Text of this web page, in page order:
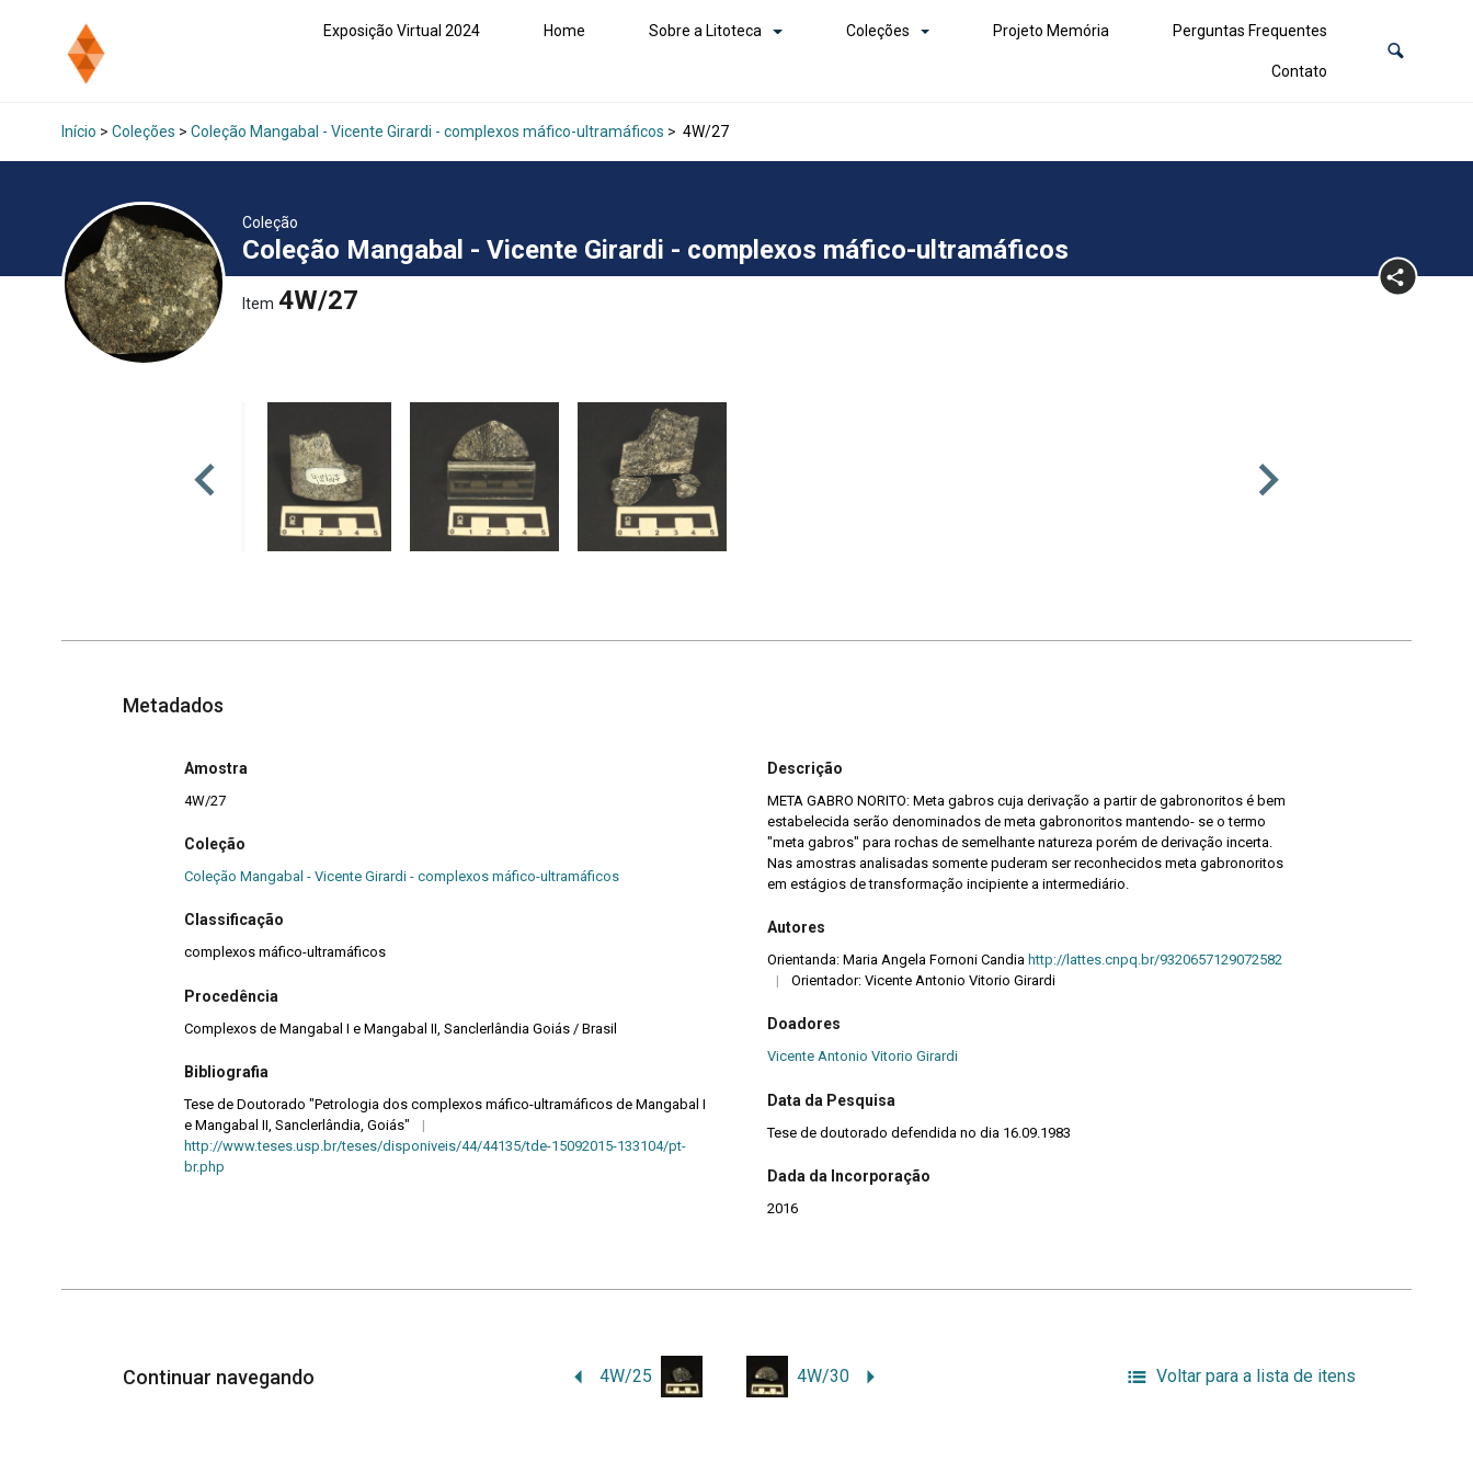
Exposição Virtual 2024 Home Sobre a Litoteca Coleções Projeto Memória Perguntas Frequentes
Contato
Início > Coleções > Coleção Mangabal - Vicente Girardi - complexos máfico-ultramáficos > 4W/27
Coleção
Coleção Mangabal - Vicente Girardi - complexos máfico-ultramáficos
Item 4W/27
Metadados
Amostra
4W/27
Coleção
Coleção Mangabal - Vicente Girardi - complexos máfico-ultramáficos
Classificação
complexos máfico-ultramáficos
Procedência
Complexos de Mangabal I e Mangabal II, Sanclerlândia Goiás / Brasil
Bibliografia
Tese de Doutorado "Petrologia dos complexos máfico-ultramáficos de Mangabal I
e Mangabal II, Sanclerlândia, Goiás"
|
http://www.teses.usp.br/teses/disponiveis/44/44135/tde-15092015-133104/pt-
br.php
Descrição
META GABRO NORITO: Meta gabros cuja derivação a partir de gabronoritos é bem
estabelecida serão denominados de meta gabronoritos mantendo- se o termo
"meta gabros" para rochas de semelhante natureza porém de derivação incerta.
Nas amostras analisadas somente puderam ser reconhecidos meta gabronoritos
em estágios de transformação incipiente a intermediário.
Autores
Orientanda: Maria Angela Fornoni Candia http://lattes.cnpq.br/9320657129072582
|
Orientador: Vicente Antonio Vitorio Girardi
Doadores
Vicente Antonio Vitorio Girardi
Data da Pesquisa
Tese de doutorado defendida no dia 16.09.1983
Dada da Incorporação
2016
Continuar navegando 4W/25 4W/30 Voltar para a lista de itens